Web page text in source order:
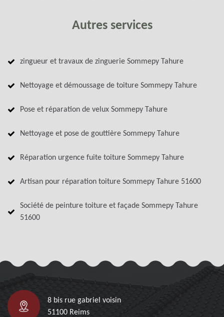
Autres services
zingueur et travaux de zinguerie Sommepy Tahure
Nettoyage et démoussage de toiture Sommepy Tahure
Pose et réparation de velux Sommepy Tahure
Nettoyage et pose de gouttière Sommepy Tahure
Réparation urgence fuite toiture Sommepy Tahure
Artisan pour réparation toiture Sommepy Tahure 51600
Société de peinture toiture et façade Sommepy Tahure
51600
8 bis rue gabriel voisin
51100 Reims